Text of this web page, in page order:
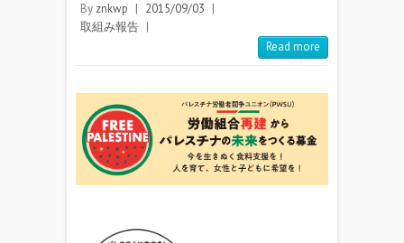
By znkwp | 2015/09/03 |
取組み報告 |
Read more